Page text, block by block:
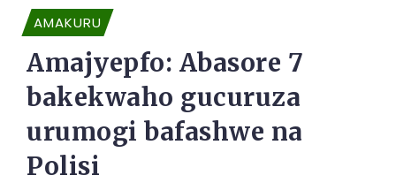
AMAKURU
Amajyepfo: Abasore 7
bakekwaho gucuruza
urumogi bafashwe na
Polisi